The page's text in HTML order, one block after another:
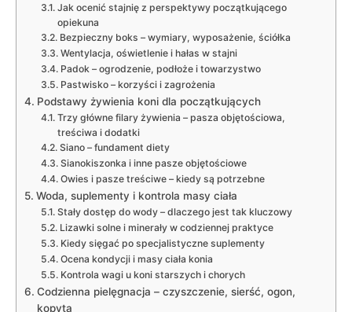
Jak ocenić stajnię z perspektywy początkującego
opiekuna
Bezpieczny boks – wymiary, wyposażenie, ściółka
Wentylacja, oświetlenie i hałas w stajni
Padok – ogrodzenie, podłoże i towarzystwo
Pastwisko – korzyści i zagrożenia
Podstawy żywienia koni dla początkujących
Trzy główne filary żywienia – pasza objętościowa,
treściwa i dodatki
Siano – fundament diety
Sianokiszonka i inne pasze objętościowe
Owies i pasze treściwe – kiedy są potrzebne
Woda, suplementy i kontrola masy ciała
Stały dostęp do wody – dlaczego jest tak kluczowy
Lizawki solne i minerały w codziennej praktyce
Kiedy sięgać po specjalistyczne suplementy
Ocena kondycji i masy ciała konia
Kontrola wagi u koni starszych i chorych
Codzienna pielęgnacja – czyszczenie, sierść, ogon,
kopyta